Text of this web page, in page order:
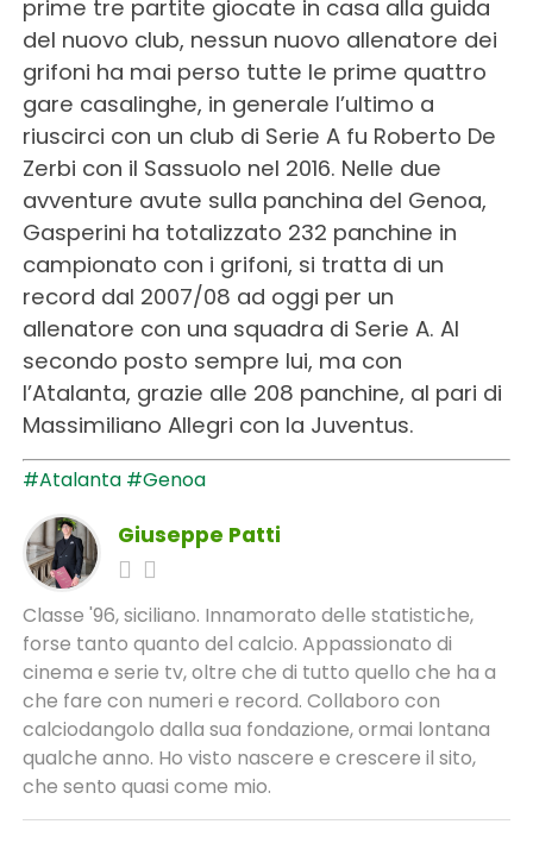
prime tre partite giocate in casa alla guida
del nuovo club, nessun nuovo allenatore dei
grifoni ha mai perso tutte le prime quattro
gare casalinghe, in generale l’ultimo a
riuscirci con un club di Serie A fu Roberto De
Zerbi con il Sassuolo nel 2016. Nelle due
avventure avute sulla panchina del Genoa,
Gasperini ha totalizzato 232 panchine in
campionato con i grifoni, si tratta di un
record dal 2007/08 ad oggi per un
allenatore con una squadra di Serie A. Al
secondo posto sempre lui, ma con
l’Atalanta, grazie alle 208 panchine, al pari di
Massimiliano Allegri con la Juventus.
#Atalanta #Genoa
Giuseppe Patti
Classe '96, siciliano. Innamorato delle statistiche,
forse tanto quanto del calcio. Appassionato di
cinema e serie tv, oltre che di tutto quello che ha a
che fare con numeri e record. Collaboro con
calciodangolo dalla sua fondazione, ormai lontana
qualche anno. Ho visto nascere e crescere il sito,
che sento quasi come mio.